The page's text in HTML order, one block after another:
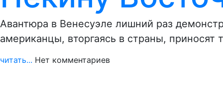
Авантюра в Венесуэле лишний раз
американцы, вторгаясь в страны, приносят
читать... Нет комментариев